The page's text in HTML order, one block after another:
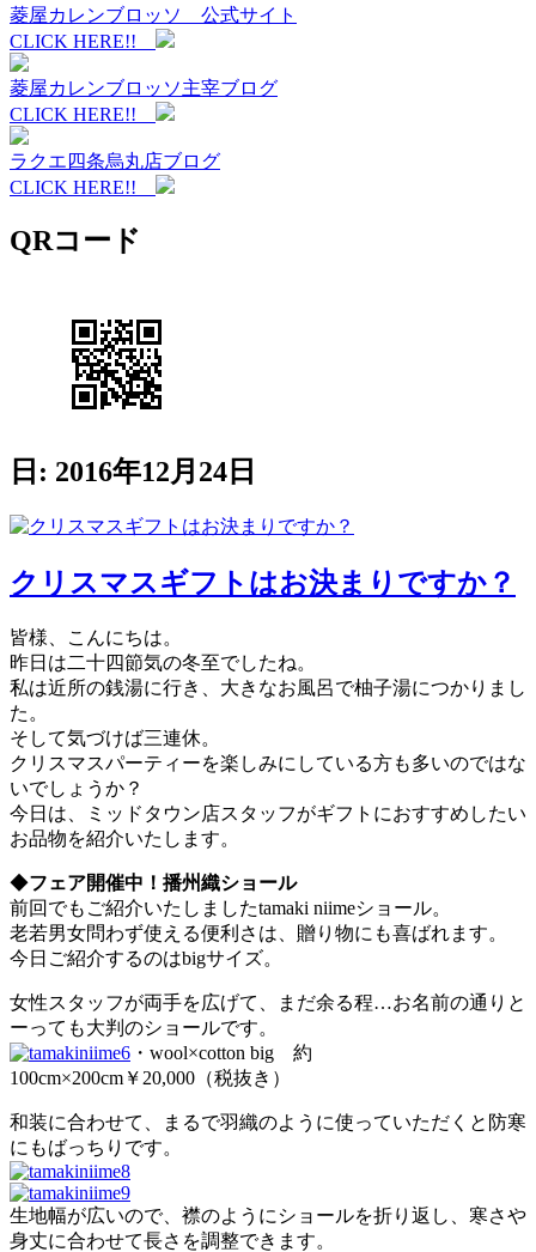
菱屋カレンブロッソ 公式サイト
CLICK HERE!!
菱屋カレンブロッソ主宰ブログ
CLICK HERE!!
ラクエ四条烏丸店ブログ
CLICK HERE!!
QRコード
日: 2016年12月24日
クリスマスギフトはお決まりですか？
皆様、こんにちは。
昨日は二十四節気の冬至でしたね。
私は近所の銭湯に行き、大きなお風呂で柚子湯につかりまし
た。
そして気づけば三連休。
クリスマスパーティーを楽しみにしている方も多いのではな
いでしょうか？
今日は、ミッドタウン店スタッフがギフトにおすすめしたい
お品物を紹介いたします。
◆フェア開催中！播州織ショール
前回でもご紹介いたしましたtamaki niimeショール。
老若男女問わず使える便利さは、贈り物にも喜ばれます。
今日ご紹介するのはbigサイズ。
女性スタッフが両手を広げて、まだ余る程…お名前の通りと
ーっても大判のショールです。
・wool×cotton big 約
100cm×200cm￥20,000（税抜き）
和装に合わせて、まるで羽織のように使っていただくと防寒
にもばっちりです。
生地幅が広いので、襟のようにショールを折り返し、寒さや
身丈に合わせて長さを調整できます。